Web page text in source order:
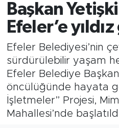
Başkan
Efeler’e
Efeler Belediyesi’nin
sürdürülebilir yaşam
Efeler Belediye
öncülüğünde hayata
İşletmeler” Projesi,
Mahallesi’nde